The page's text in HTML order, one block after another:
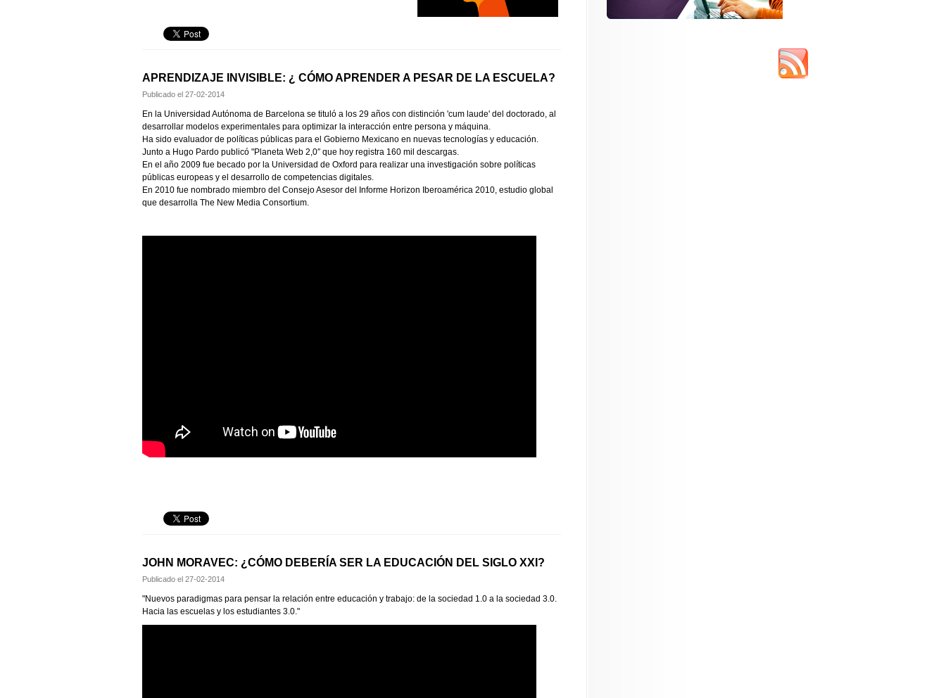
APRENDIZAJE INVISIBLE: ¿ CÓMO APRENDER A PESAR DE LA ESCUELA?
Publicado el 27-02-2014
En la Universidad Autónoma de Barcelona se tituló a los 29 años con distinción 'cum laude' del doctorado, al
desarrollar modelos experimentales para optimizar la interacción entre persona y máquina.
Ha sido evaluador de políticas públicas para el Gobierno Mexicano en nuevas tecnologías y educación.
Junto a Hugo Pardo publicó "Planeta Web 2,0″ que hoy registra 160 mil descargas.
En el año 2009 fue becado por la Universidad de Oxford para realizar una investigación sobre políticas
públicas europeas y el desarrollo de competencias digitales.
En 2010 fue nombrado miembro del Consejo Asesor del Informe Horizon Iberoamérica 2010, estudio global
que desarrolla The New Media Consortium.
JOHN MORAVEC: ¿CÓMO DEBERÍA SER LA EDUCACIÓN DEL SIGLO XXI?
Publicado el 27-02-2014
"Nuevos paradigmas para pensar la relación entre educación y trabajo: de la sociedad 1.0 a la sociedad 3.0.
Hacia las escuelas y los estudiantes 3.0."